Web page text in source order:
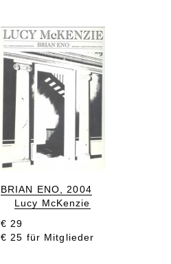
BRIAN ENO, 2004
Lucy McKenzie
€ 29
€ 25 für Mitglieder